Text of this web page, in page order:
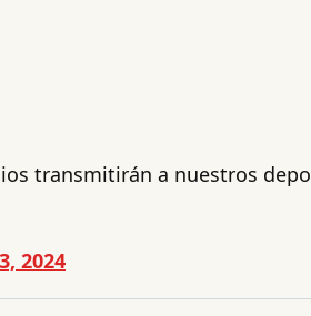
transmitirán a nuestros
2024